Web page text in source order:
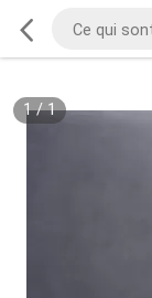
1/1